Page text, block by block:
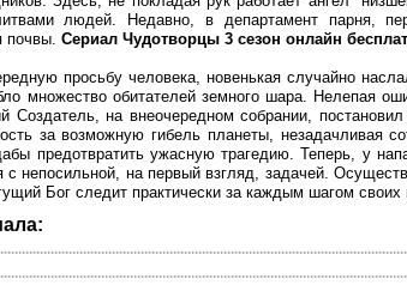
людей. Недавно, в департамент парня,
почвы. Сериал Чудотворцы 3 сезон онлайн
просьбу человека, новенькая случайно
множество обитателей земного шара. Нелепая
Создатель, на внеочередном собрании,
за возможную гибель планеты, незадачливая
предотвратить ужасную трагедию. Теперь, у
с непосильной, на первый взгляд, задачей.
Бог следит практически за каждым шагом своих